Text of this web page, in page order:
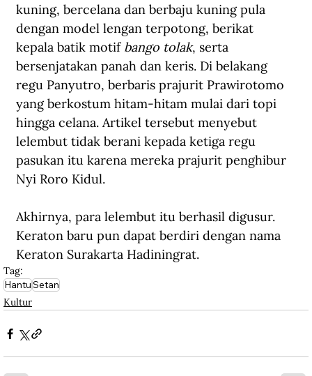
kuning, bercelana dan berbaju kuning pula
dengan model lengan terpotong, berikat
kepala batik motif bango tolak, serta
bersenjatakan panah dan keris. Di belakang
regu Panyutro, berbaris prajurit Prawirotomo
yang berkostum hitam-hitam mulai dari topi
hingga celana. Artikel tersebut menyebut
lelembut tidak berani kepada ketiga regu
pasukan itu karena mereka prajurit penghibur
Nyi Roro Kidul.
Akhirnya, para lelembut itu berhasil digusur.
Keraton baru pun dapat berdiri dengan nama
Keraton Surakarta Hadiningrat.
Tag:
HantuSetan
Kultur